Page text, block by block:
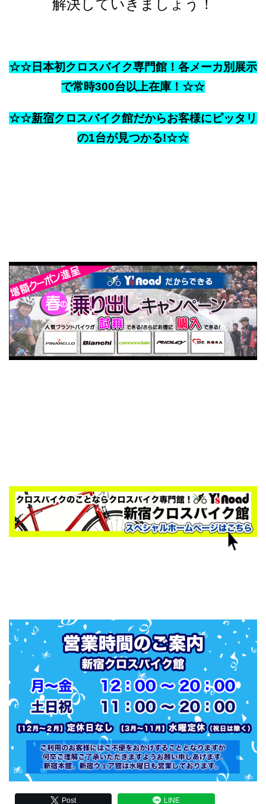
解決していきましょう！
☆☆ 日本初クロスバイク専門館！各メーカ別展示
で常時300台以上在庫！ ☆☆
☆☆新宿クロスバイク館だからお客様にピッタリ
の1台が見つかる!☆☆
Post LINE